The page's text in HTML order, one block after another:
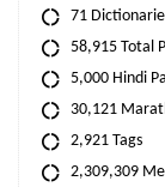
71
58,915 Total
5,000 Hindi
30,121
2,921 Tags
2,309,309